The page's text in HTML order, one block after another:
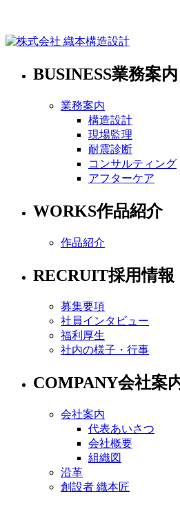
BUSINESS業務案内
業務案内
構造設計
現場監理
耐震診断
コンサルティング
アフターケア
WORKS作品紹介
作品紹介
RECRUIT採用情報
募集要項
社員インタビュー
福利厚生
社内の様子・行事
COMPANY会社案
会社案内
代表あいさつ
会社概要
組織図
沿革
創設者 織本匠